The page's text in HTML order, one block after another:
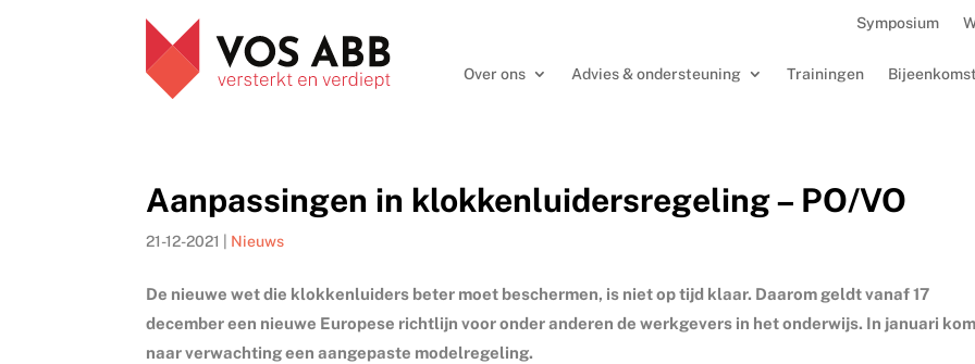
Symposium
Over ons Advies & ondersteuning Trainingen
Aanpassingen in klokkenluidersregeling – PO/VO
21-12-2021 Nieuws
De nieuwe wet die klokkenluiders beter moet beschermen, is niet op tijd klaar. Daarom geldt vanaf 17
december een nieuwe Europese richtlijn voor onder anderen de werkgevers in het onderwijs. In januari
naar verwachting een aangepaste modelregeling.